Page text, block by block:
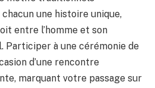
une histoire unique,
entre l’homme et son
Participer à une cérémonie de
d’une rencontre
marquant votre passage sur